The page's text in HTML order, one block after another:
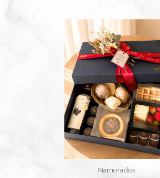
Namorados